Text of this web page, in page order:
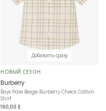
Добавить сразу
НОВЫЙ СЕЗОН
Burberry
Boys Pale Beige Burberry Check Cotton
Shirt
190,00 £